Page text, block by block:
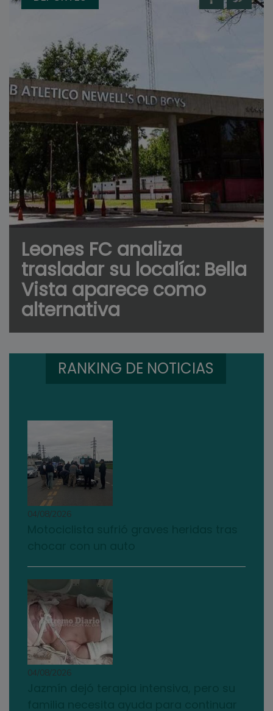
Leones FC analiza
trasladar su localía: Bella
Vista aparece como
alternativa
RANKING DE NOTICIAS
04/08/2026
04/08/2026